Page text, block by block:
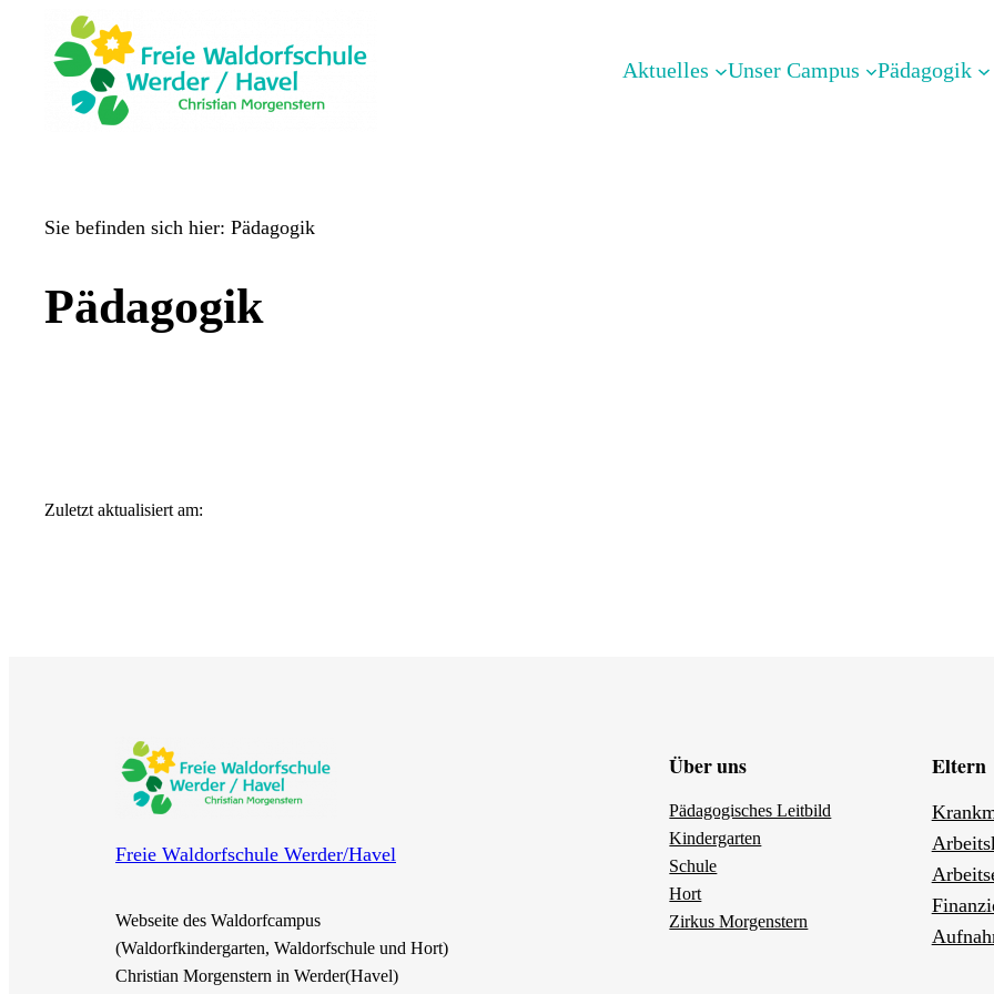
Aktuelles Unser Campus Pädagogik
Sie befinden sich hier: Pädagogik
Pädagogik
Zuletzt aktualisiert am:
Freie Waldorfschule Werder/Havel
Webseite des Waldorfcampus
(Waldorfkindergarten, Waldorfschule und Hort)
Christian Morgenstern in Werder(Havel)
Über uns
Pädagogisches Leitbild
Kindergarten
Schule
Hort
Zirkus Morgenstern
Eltern